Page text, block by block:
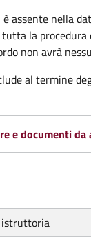
assente nella
tutta la procedura
non avrà
al termine
e documenti da
istruttoria